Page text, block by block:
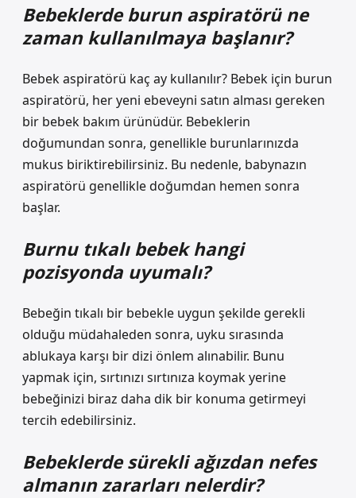
Bebeklerde burun aspiratörü ne
zaman kullanılmaya başlanır?
Bebek aspiratörü kaç ay kullanılır? Bebek için burun
aspiratörü, her yeni ebeveyni satın alması gereken
bir bebek bakım ürünüdür. Bebeklerin
doğumundan sonra, genellikle burunlarınızda
mukus biriktirebilirsiniz. Bu nedenle, babynazın
aspiratörü genellikle doğumdan hemen sonra
başlar.
Burnu tıkalı bebek hangi
pozisyonda uyumalı?
Bebeğin tıkalı bir bebekle uygun şekilde gerekli
olduğu müdahaleden sonra, uyku sırasında
ablukaya karşı bir dizi önlem alınabilir. Bunu
yapmak için, sırtınızı sırtınıza koymak yerine
bebeğinizi biraz daha dik bir konuma getirmeyi
tercih edebilirsiniz.
Bebeklerde sürekli ağızdan nefes
almanın zararları nelerdir?